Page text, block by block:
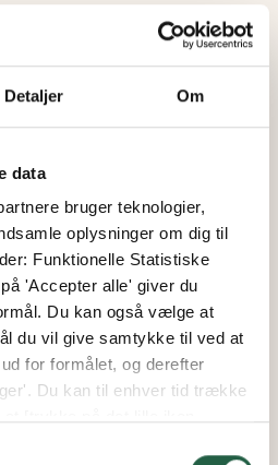
Detaljer Om
data
bruger teknologier,
oplysninger om dig til
Funktionelle Statistiske
'Accepter alle' giver du
Du kan også vælge at
du vil give samtykke til ved at
for formålet, og derefter
Du kan til enhver tid trække
spejlvendt?
Se mere